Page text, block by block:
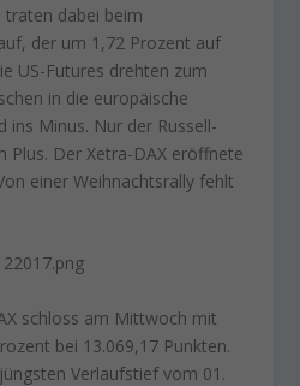
traten dabei beim
der um 1,72 Prozent auf
US-Futures drehten zum
in die europäische
ins Minus. Nur der Russell-
Plus. Der Xetra-DAX eröffnete
einer Weihnachtsrally fehlt
schloss am Mittwoch mit
bei 13.069,17 Punkten.
Verlaufstief vom 01.